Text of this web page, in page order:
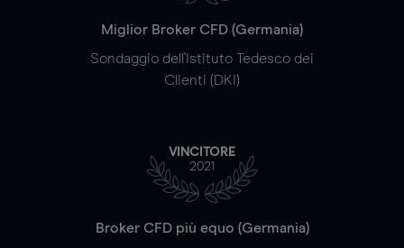
Miglior Broker CFD (Germania)
Sondaggio dell'Istituto Tedesco dei
Clienti (DKI)
VINCITORE
2021
Broker CFD più equo (Germania)